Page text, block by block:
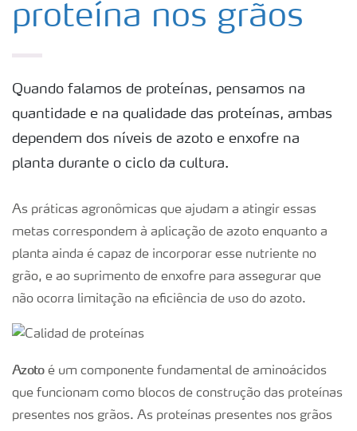
Distribuidores
Deficiências
proteína nos grãos
Quando falamos de proteínas, pensamos na
quantidade e na qualidade das proteínas, ambas
dependem dos níveis de azoto e enxofre na
planta durante o ciclo da cultura.
As práticas agronômicas que ajudam a atingir essas
metas correspondem à aplicação de azoto enquanto a
planta ainda é capaz de incorporar esse nutriente no
grão, e ao suprimento de enxofre para assegurar que
não ocorra limitação na eficiência de uso do azoto.
Azotoé um componente fundamental de aminoácidos
que funcionam como blocos de construção das proteínas
presentes nos grãos. As proteínas presentes nos grãos